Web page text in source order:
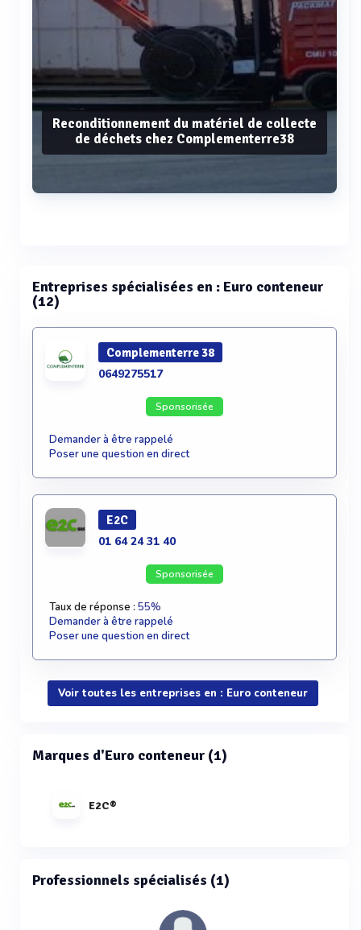
Reconditionnement du matériel de collecte
de déchets chez Complementerre38
Entreprises spécialisées en : Euro conteneur
(12)
Complementerre 38
0649275517
Sponsorisée
Demander à être rappelé
Poser une question en direct
E2C
01 64 24 31 40
Sponsorisée
Taux de réponse : 55%
Demander à être rappelé
Poser une question en direct
Voir toutes les entreprises en : Euro conteneur
Marques d'Euro conteneur (1)
E2C®
Professionnels spécialisés (1)